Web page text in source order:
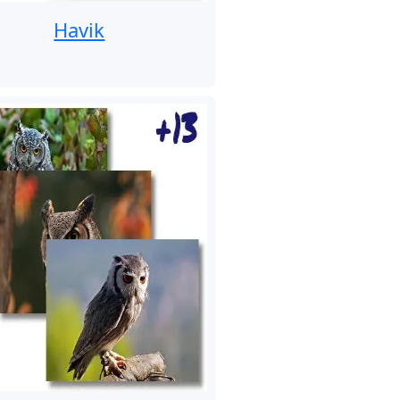
Havik